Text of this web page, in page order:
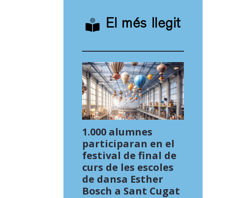
El més llegit
1.000 alumnes
participaran en el
festival de final de
curs de les escoles
de dansa Esther
Bosch a Sant Cugat